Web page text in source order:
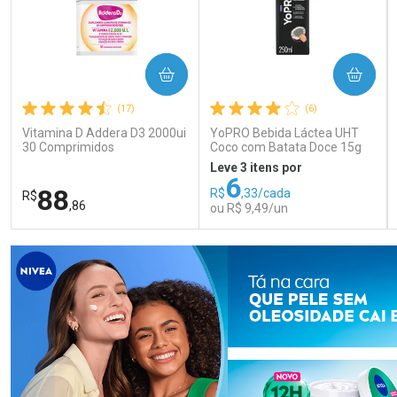
(17)
Vitamina D Addera D3 2000ui
30 Comprimidos
R$88,86
COMPRAR
FECHAR
Laboratório
FECHAR
Por Menos
(6)
YoPRO Bebida Láctea UHT
Coco com Batata Doce 15g
de proteínas 250ml
Leve 3 itens por
R$6,33/cada
ou R$ 9,49/un
COMPRAR
Laboratório
Por Menos